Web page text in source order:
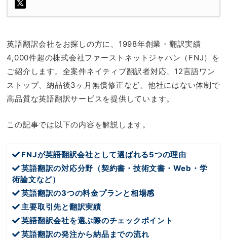
英語翻訳会社をお探しの方に、1998年創業・翻訳実績
4,000件超の株式会社ファーストネットジャパン（FNJ）を
ご紹介します。全案件ネイティブ翻訳者対応、12言語ワン
ストップ、納品後3ヶ月無償修正など、他社にはない体制で
高品質な英語翻訳サービスを提供しています。
この記事では以下の内容を解説します。
FNJが英語翻訳会社として選ばれる5つの理由
英語翻訳の対応分野（契約書・技術文書・Web・学
術論文など）
英語翻訳の3つの料金プランと相場感
主要取引先と翻訳実績
英語翻訳会社を選ぶ際のチェックポイント
英語翻訳の発注から納品までの流れ